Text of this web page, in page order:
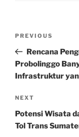
Previous
Post
PREVIOUS
Rencana
Probolinggo
Infrastruktur
Next
Post
NEXT
Potensi Wisata
Tol Trans